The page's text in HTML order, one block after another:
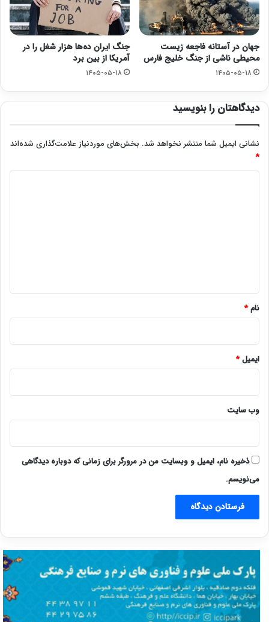
جهان در آستانه فاجعه زیست
محیطی ناشی از جنگ خلیج فارس
۱۴۰۵-۰۵-۱۸
جنگ ایران ده‌ها هزار شغل را در
آمریکا از بین برد
۱۴۰۵-۰۵-۱۸
دیدگاهتان را بنویسید
نشانی ایمیل شما منتشر نخواهد شد. بخش‌های موردنیاز علامت‌گذاری شده‌اند
*
نام*
ایمیل*
وب‌ سایت
ذخیره نام، ایمیل و وبسایت من در مرورگر برای زمانی که دوباره دیدگاهی
می‌نویسم.